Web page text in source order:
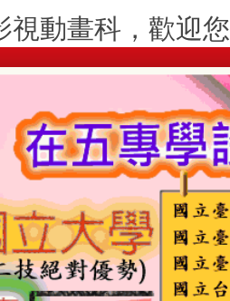
視動畫科，歡迎您